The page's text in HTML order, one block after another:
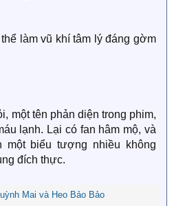
làm vũ khí tâm lý đáng gờm
một tên phản diện trong phim,
lạnh. Lại có fan hâm mộ, và
biểu tượng nhiều không
đích thực.
Mai và Heo Bảo Bảo